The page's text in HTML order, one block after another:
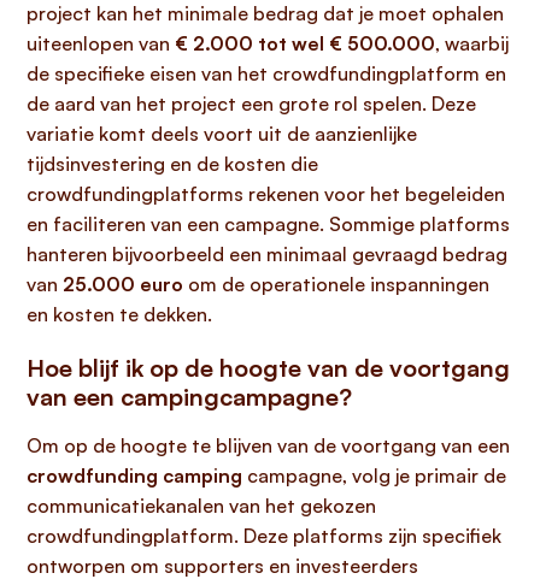
project kan het minimale bedrag dat je moet ophalen
uiteenlopen van € 2.000 tot wel € 500.000, waarbij
de specifieke eisen van het crowdfundingplatform en
de aard van het project een grote rol spelen. Deze
variatie komt deels voort uit de aanzienlijke
tijdsinvestering en de kosten die
crowdfundingplatforms rekenen voor het begeleiden
en faciliteren van een campagne. Sommige platforms
hanteren bijvoorbeeld een minimaal gevraagd bedrag
van 25.000 euro om de operationele inspanningen
en kosten te dekken.
Hoe blijf ik op de hoogte van de voortgang
van een campingcampagne?
Om op de hoogte te blijven van de voortgang van een
crowdfunding camping campagne, volg je primair de
communicatiekanalen van het gekozen
crowdfundingplatform. Deze platforms zijn specifiek
ontworpen om supporters en investeerders